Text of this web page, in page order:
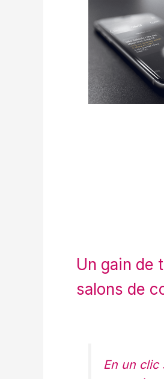
Un gain de
salons de
En un clic